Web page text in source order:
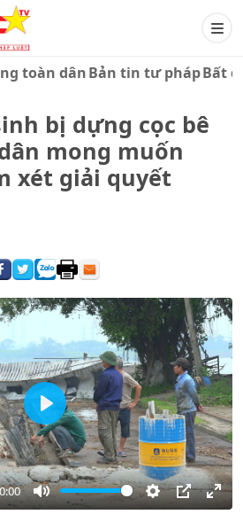
toàn dânBản tin tư phápBất
bị dựng cọc bê
mong muốn
xét giải quyết
Mute Settings
PIP
Play